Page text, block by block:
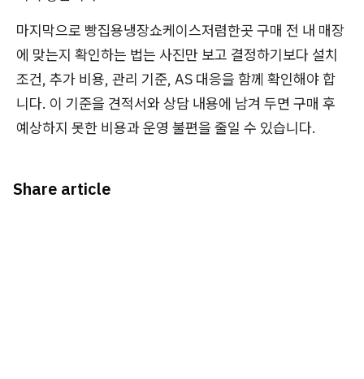
마지막으로 빵집용냉장쇼케이스저렴한곳 구매 전 내 매장
에 맞는지 확인하는 법는 사진만 보고 결정하기보다 설치
조건, 추가 비용, 관리 기준, AS 대응을 함께 확인해야 합
니다. 이 기준을 견적서와 상담 내용에 남겨 두면 구매 후
예상하지 못한 비용과 운영 불편을 줄일 수 있습니다.
Share article